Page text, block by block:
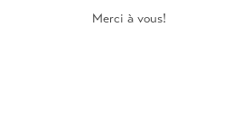
Merci à vous!